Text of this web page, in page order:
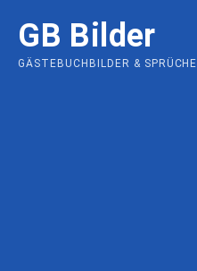
content
GB Bilder
GÄSTEBUCHBILDER & SPRÜCHE